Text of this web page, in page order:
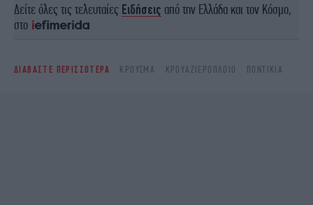
Δείτε όλες τις τελευταίες Ειδήσεις από την Ελλάδα και τον Κόσμο,
στο
ΔΙΑΒΑΣΤΕ ΠΕΡΙΣΣΟΤΕΡΑ ΚΡΟΎΣΜΑ ΚΡΟΥΑΖΙΕΡΌΠΛΟΙΟ ΠΟΝΤΊΚΙΑ